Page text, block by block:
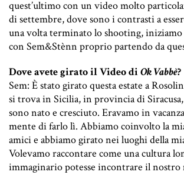
quest’ultimo con un video molto
di settembre, dove sono i contrasti a
una volta terminato lo shooting, iniziamo
con Sem&Stènn proprio partendo da
Dove avete girato il Video diOk Vabbè?
Sem: È stato girato questa estate a
si trova in Sicilia, in provincia di
sono nato e cresciuto. Eravamo in
mente di farlo lì. Abbiamo coinvolto la
amici e abbiamo girato nei luoghi della
Volevamo raccontare come una cultura
immaginario potesse incontrare il nostro